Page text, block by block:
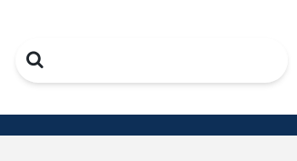
Search